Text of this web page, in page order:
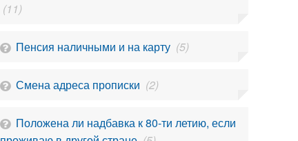
(11)
Пенсия наличными и на карту (5)
Смена адреса прописки (2)
Положена ли надбавка к 80-ти летию, если